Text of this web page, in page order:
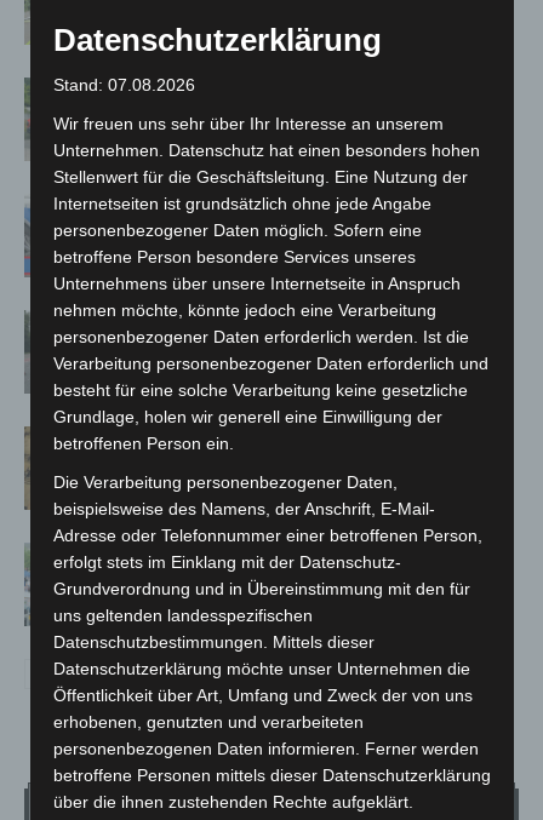
Region Hannover: 21 neue
Notfallsanitäter starten beim Roten
Kreuz
Mann läuft mit Hockeyschläger über
A7 – Polizei sucht Zeugen
Hannover: Polizei stoppt 166
Trunkenheitsfahrten bei
Großkontrolle
Hannover Klassik Open Air 2026:
Blaulichtmeile Langenhagen 2026:
Polizei, Feuerwehr und Rettung
hautnah erleben
Wetter
Datenschutzerklärung
Stand: 07.08.2026
Wir freuen uns sehr über Ihr Interesse an unserem
Unternehmen. Datenschutz hat einen besonders hohen
Stellenwert für die Geschäftsleitung. Eine Nutzung der
Internetseiten ist grundsätzlich ohne jede Angabe
personenbezogener Daten möglich. Sofern eine
betroffene Person besondere Services unseres
Unternehmens über unsere Internetseite in Anspruch
nehmen möchte, könnte jedoch eine Verarbeitung
personenbezogener Daten erforderlich werden. Ist die
Verarbeitung personenbezogener Daten erforderlich und
besteht für eine solche Verarbeitung keine gesetzliche
Grundlage, holen wir generell eine Einwilligung der
betroffenen Person ein.
Die Verarbeitung personenbezogener Daten,
beispielsweise des Namens, der Anschrift, E-Mail-
Adresse oder Telefonnummer einer betroffenen Person,
erfolgt stets im Einklang mit der Datenschutz-
Grundverordnung und in Übereinstimmung mit den für
uns geltenden landesspezifischen
Datenschutzbestimmungen. Mittels dieser
Datenschutzerklärung möchte unser Unternehmen die
Öffentlichkeit über Art, Umfang und Zweck der von uns
erhobenen, genutzten und verarbeiteten
personenbezogenen Daten informieren. Ferner werden
betroffene Personen mittels dieser Datenschutzerklärung
über die ihnen zustehenden Rechte aufgeklärt.